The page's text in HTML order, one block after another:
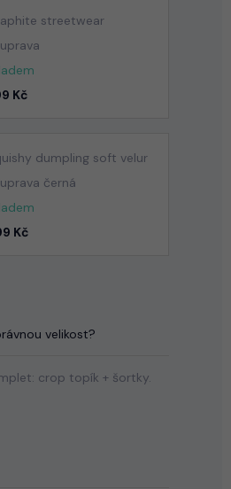
streetwear
Kč
dumpling soft velur
černá
Kč
velikost?
crop topík + šortky.